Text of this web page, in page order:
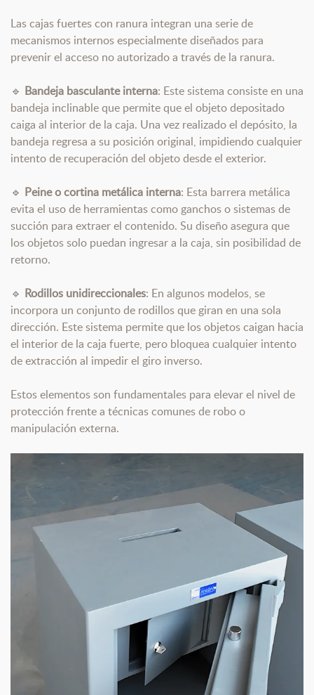
Las cajas fuertes con ranura integran una serie de
mecanismos internos especialmente diseñados para
prevenir el acceso no autorizado a través de la ranura.
🔹 Bandeja basculante interna: Este sistema consiste en una
bandeja inclinable que permite que el objeto depositado
caiga al interior de la caja. Una vez realizado el depósito, la
bandeja regresa a su posición original, impidiendo cualquier
intento de recuperación del objeto desde el exterior.
🔹 Peine o cortina metálica interna: Esta barrera metálica
evita el uso de herramientas como ganchos o sistemas de
succión para extraer el contenido. Su diseño asegura que
los objetos solo puedan ingresar a la caja, sin posibilidad de
retorno.
🔹 Rodillos unidireccionales: En algunos modelos, se
incorpora un conjunto de rodillos que giran en una sola
dirección. Este sistema permite que los objetos caigan hacia
el interior de la caja fuerte, pero bloquea cualquier intento
de extracción al impedir el giro inverso.
Estos elementos son fundamentales para elevar el nivel de
protección frente a técnicas comunes de robo o
manipulación externa.